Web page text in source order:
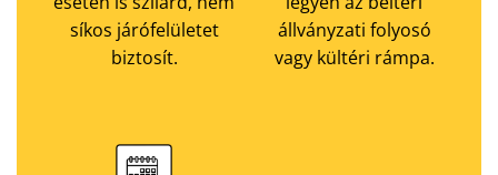
síkos járófelületet
biztosít.
állványzati folyosó
vagy kültéri rámpa.